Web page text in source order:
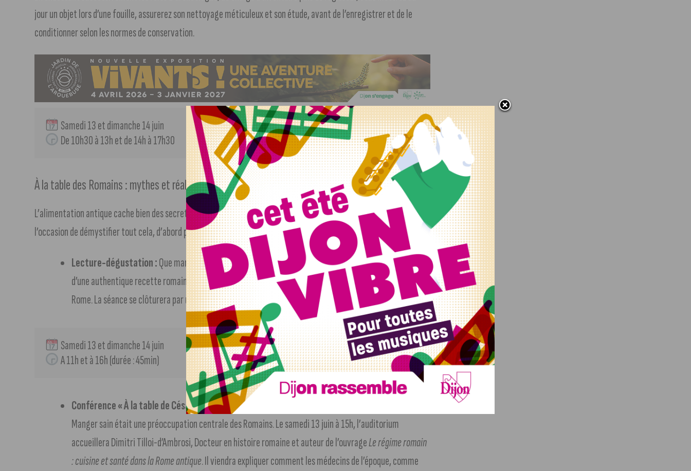
jour un objet lors d’une fouille, assurerez son nettoyage méticuleux et son étude, avant de l’enregistrer et de le
conditionner selon les normes de conservation.
Samedi 13 et dimanche 14 juin
De 10h30 à 13h et de 14h à 17h30
À la table des Romains : mythes et réalités culinaires
L’alimentation antique cache bien des secrets, loin des clichés des grands banquets romains. Le week-end sera
l’occasion de démystifier tout cela, d’abord par l’écoute puis par le goût.
Lecture-dégustation :Que mangeait-on sous l’Antiquité ? Installez-vous pour une lecture à voix haute
d’une authentique recette romaine, rythmée par des anecdotes savoureuses sur la vie quotidienne à
Rome. La séance se clôturera par une dégustation conviviale pour faire revivre ces saveurs d’autrefois.
Samedi 13 et dimanche 14 juin
A 11h et à 16h (durée : 45min)
Conférence « À la table de César : entre discipline et santé » :
Manger sain était une préoccupation centrale des Romains. Le samedi 13 juin à 15h, l’auditorium
accueillera Dimitri Tilloi-d’Ambrosi, Docteur en histoire romaine et auteur de l’ouvrageLe régime romain
: cuisine et santé dans la Rome antique. Il viendra expliquer comment les médecins de l’époque, comme